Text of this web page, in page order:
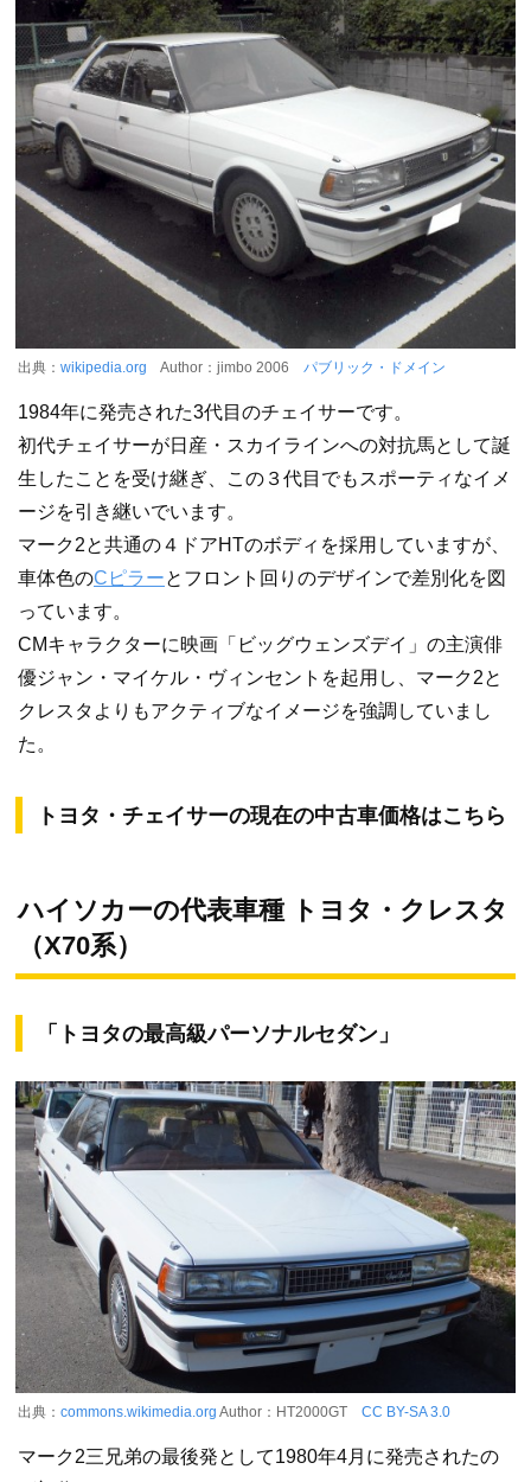
出典： wikipedia.org Author：jimbo 2006 パブリック・ドメイン
1984年に発売された3代目のチェイサーです。
初代チェイサーが日産・スカイラインへの対抗馬として誕
生したことを受け継ぎ、この３代目でもスポーティなイメ
ージを引き継いでいます。
マーク2と共通の４ドアHTのボディを採用していますが、
車体色のCピラーとフロント回りのデザインで差別化を図
っています。
CMキャラクターに映画「ビッグウェンズデイ」の主演俳
優ジャン・マイケル・ヴィンセントを起用し、マーク2と
クレスタよりもアクティブなイメージを強調していまし
た。
トヨタ・チェイサーの現在の中古車価格はこちら
ハイソカーの代表車種 トヨタ・クレスタ
（X70系）
「トヨタの最高級パーソナルセダン」
出典： commons.wikimedia.org Author：HT2000GT CC BY-SA 3.0
マーク2三兄弟の最後発として1980年4月に発売されたの